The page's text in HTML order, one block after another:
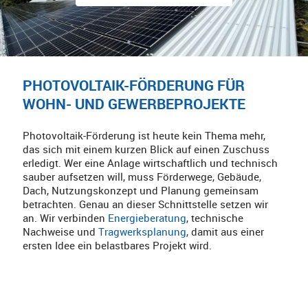
PHOTOVOLTAIK-FÖRDERUNG FÜR
WOHN- UND GEWERBEPROJEKTE
Photovoltaik-Förderung ist heute kein Thema mehr,
das sich mit einem kurzen Blick auf einen Zuschuss
erledigt. Wer eine Anlage wirtschaftlich und technisch
sauber aufsetzen will, muss Förderwege, Gebäude,
Dach, Nutzungskonzept und Planung gemeinsam
betrachten. Genau an dieser Schnittstelle setzen wir
an. Wir verbinden Energieberatung, technische
Nachweise undTragwerksplanung, damit aus einer
ersten Idee ein belastbares Projekt wird.